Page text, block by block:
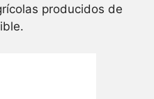
producidos de